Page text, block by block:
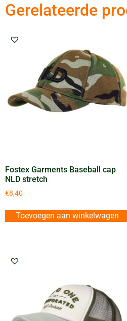
Gerelateerde
Fostex Garments Baseball cap
NLD stretch
€8,40
Toevoegen aan winkelwagen